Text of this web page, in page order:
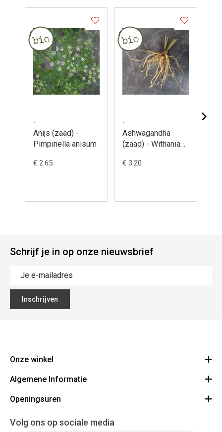
.
Anijs (zaad) -
Pimpinella anisum
€ 2.65
.
Ashwagandha
(zaad) - Withania
€ 3.20
Schrijf je in op onze nieuwsbrief
Inschrijven
Onze winkel
Ecoflora
1500 Halle
32(0)2.361.77.61
Algemene Informatie
Vacatures
Bestellen en Betalen
Openingsuren
Maandag : gesloten
Volg ons op sociale media